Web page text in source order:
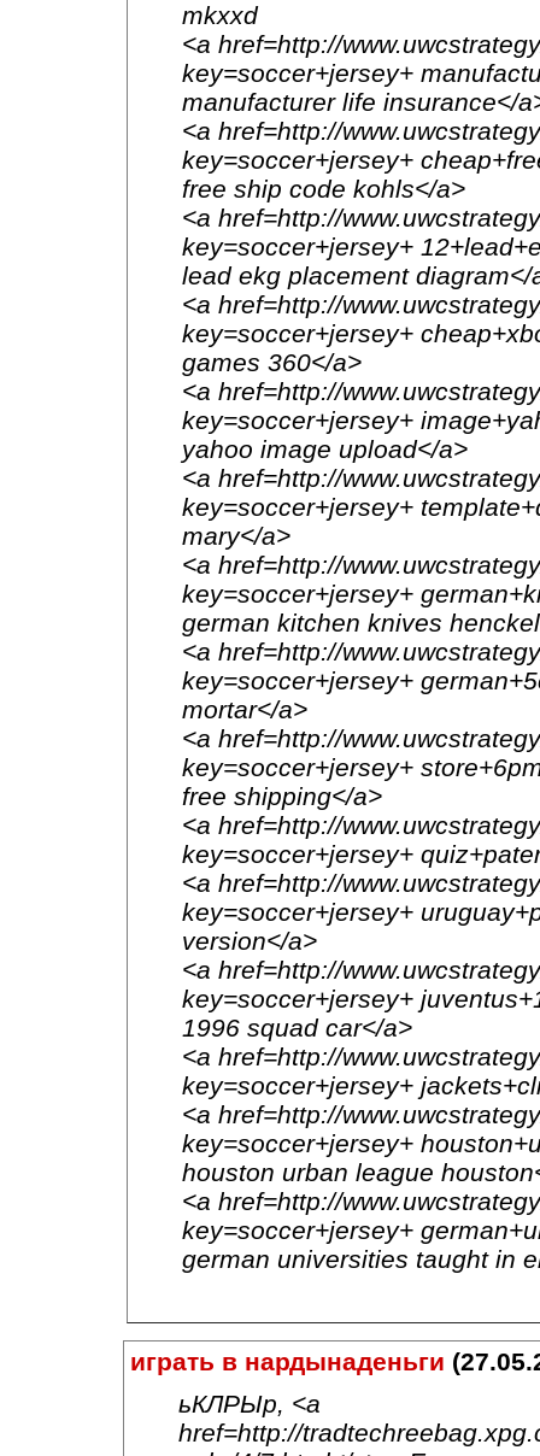
mkxxd
<a href=http://
key=soccer+jersey+
manufacturer life insurance</
<a href=http://
key=soccer+jersey+
free ship code kohls</a>
<a href=http://
key=soccer+jersey+
lead ekg placement diagram</
<a href=http://
key=soccer+jersey+
games 360</a>
<a href=http://
key=soccer+jersey+
yahoo image upload</a>
<a href=http://
key=soccer+jersey+
mary</a>
<a href=http://
key=soccer+jersey+
german kitchen knives
<a href=http://
key=soccer+jersey+
mortar</a>
<a href=http://
key=soccer+jersey+
free shipping</a>
<a href=http://
key=soccer+jersey+
<a href=http://
key=soccer+jersey+
version</a>
<a href=http://
key=soccer+jersey+
1996 squad car</a>
<a href=http://
key=soccer+jersey+
<a href=http://
key=soccer+jersey+
houston urban league
<a href=http://
key=soccer+jersey+
german universities taught in
играть в нардынаденьги
ьКЛРЫр, <a
href=http://